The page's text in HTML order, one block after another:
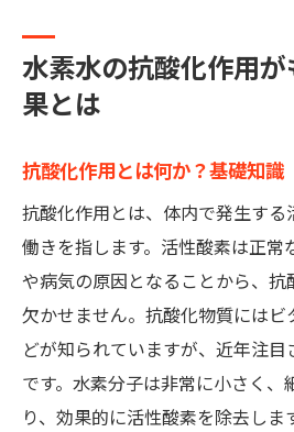
水素水の抗酸化作用
果とは
抗酸化作用とは何か？基礎知識
抗酸化作用とは、体内で発生する
働きを指します。活性酸素は正常
や病気の原因となることから、抗
欠かせません。抗酸化物質にはビ
どが知られていますが、近年注
です。水素分子は非常に小さく、
り、効果的に活性酸素を除去しま